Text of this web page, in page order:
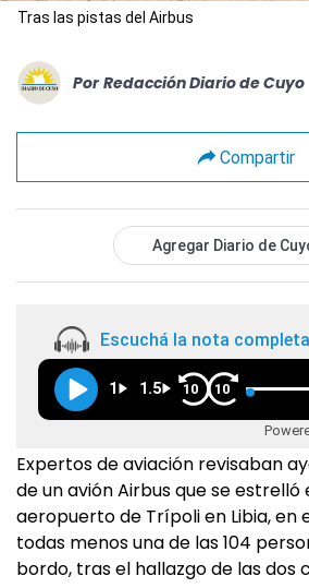
Tras las pistas del Airbus
Por Redacción Diario de Cuyo
Compartir
Agregar Diario de
Escuchá la nota completa
1 1.5 10 10
Expertos de aviación revisaban
de un avión Airbus que se
aeropuerto de Trípoli en Libia, en
todas menos una de las 104
bordo, tras el hallazgo de las dos